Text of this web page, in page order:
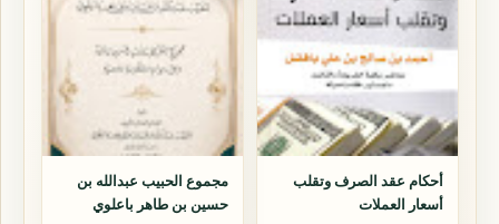
أحكام عقد الصرف وتقلب
أسعار العملات
مجموع الحبيب عبدالله بن
حسين بن طاهر باعلوي